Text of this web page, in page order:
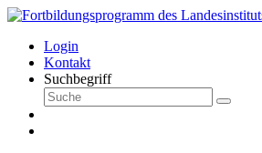
Login
Kontakt
Suchbegriff